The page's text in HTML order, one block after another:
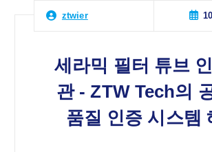
ztwier
세라믹 필터 튜브 인
관 - ZTW Tech의
품질 인증 시스템